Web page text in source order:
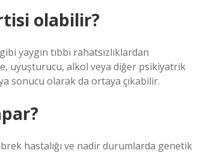
olabilir?
yaygın tıbbi rahatsızlıklardan
uyuşturucu, alkol veya diğer psikiyatrik
sonucu olarak da ortaya çıkabilir.
hastalığı ve nadir durumlarda genetik